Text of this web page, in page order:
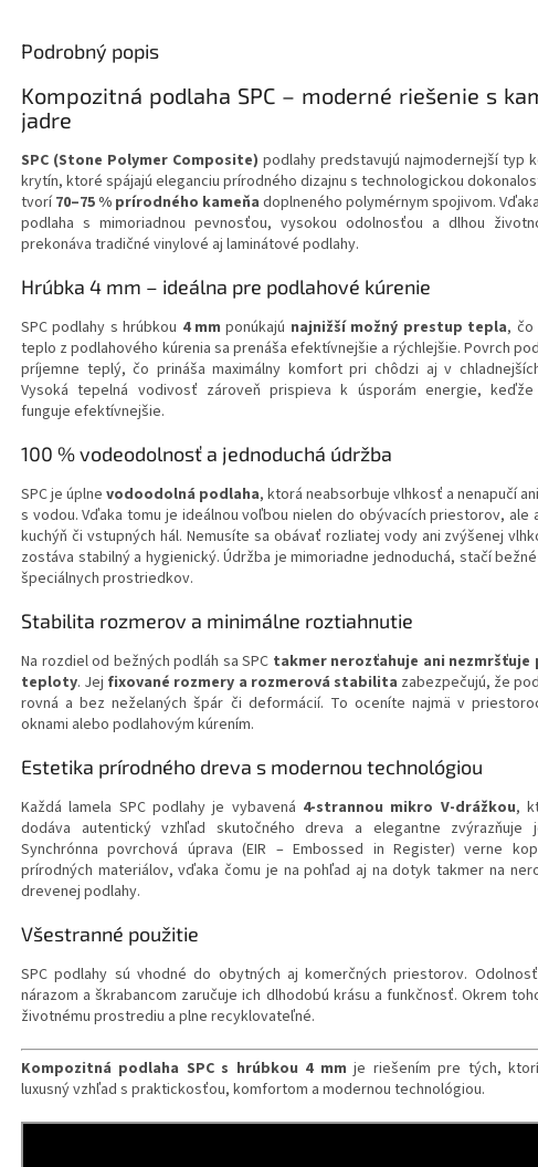
Podrobný popis
Kompozitná podlaha SPC – moderné riešenie s
jadre
SPC (Stone Polymer Composite) podlahy predstavujú najmodernejší typ
krytín, ktoré spájajú eleganciu prírodného dizajnu s technologickou
tvorí70–75 % prírodného kameňa doplneného polymérnym spojivom.
podlaha s mimoriadnou pevnosťou, vysokou odolnosťou a dlhou
prekonáva tradičné vinylové aj laminátové podlahy.
Hrúbka 4 mm – ideálna pre podlahové kúrenie
SPC podlahy s hrúbkou 4 mm ponúkajú najnižší možný prestup tepla, čo
teplo z podlahového kúrenia sa prenáša efektívnejšie a rýchlejšie. Povrch
príjemne teplý, čo prináša maximálny komfort pri chôdzi aj v
Vysoká tepelná vodivosť zároveň prispieva k úsporám energie, keďže
funguje efektívnejšie.
100 % vodeodolnosť a jednoduchá údržba
SPC je úplnevodoodolná podlaha, ktorá neabsorbuje vlhkosť a nenapučí
s vodou. Vďaka tomu je ideálnou voľbou nielen do obývacích priestorov, ale
kuchýň či vstupných hál. Nemusíte sa obávať rozliatej vody ani zvýšenej
zostáva stabilný a hygienický. Údržba je mimoriadne jednoduchá, stačí
špeciálnych prostriedkov.
Stabilita rozmerov a minimálne roztiahnutie
Na rozdiel od bežných podláh sa SPC takmer nerozťahuje ani nezmršťuje
teploty. Jej fixované rozmery a rozmerová stabilita zabezpečujú, že
rovná a bez neželaných špár či deformácií. To oceníte najmä v
oknami alebo podlahovým kúrením.
Estetika prírodného dreva s modernou technológiou
Každá lamela SPC podlahy je vybavená 4-strannou mikro V-drážkou,
dodáva autentický vzhľad skutočného dreva a elegantne zvýrazňuje
Synchrónna povrchová úprava (EIR – Embossed in Register) verne
prírodných materiálov, vďaka čomu je na pohľad aj na dotyk takmer na
drevenej podlahy.
Všestranné použitie
SPC podlahy sú vhodné do obytných aj komerčných priestorov.
nárazom a škrabancom zaručuje ich dlhodobú krásu a funkčnosť. Okrem
životnému prostrediu a plne recyklovateľné.
Kompozitná podlaha SPC s hrúbkou 4 mm je riešením pre tých,
luxusný vzhľad s praktickosťou, komfortom a modernou technológiou.